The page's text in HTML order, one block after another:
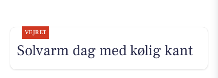
VEJRET
Solvarm dag med kølig kant